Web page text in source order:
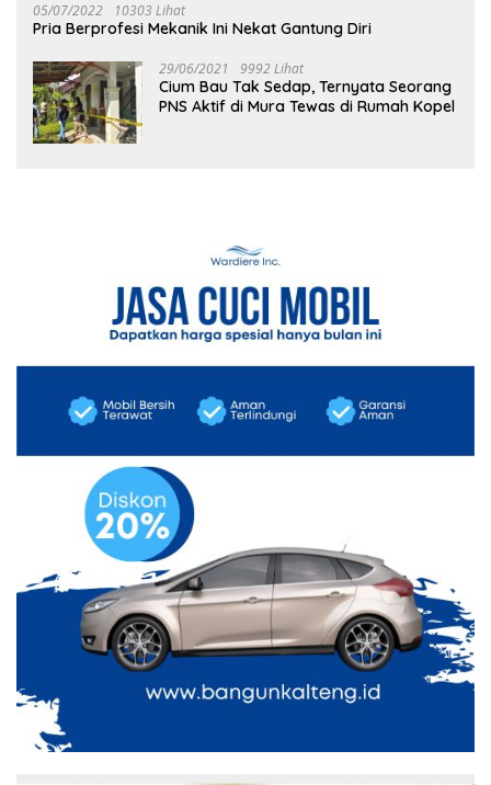
05/07/2022 10303 Lihat
Pria Berprofesi Mekanik Ini Nekat Gantung Diri
29/06/2021 9992 Lihat
Cium Bau Tak Sedap, Ternyata Seorang
PNS Aktif di Mura Tewas di Rumah Kopel